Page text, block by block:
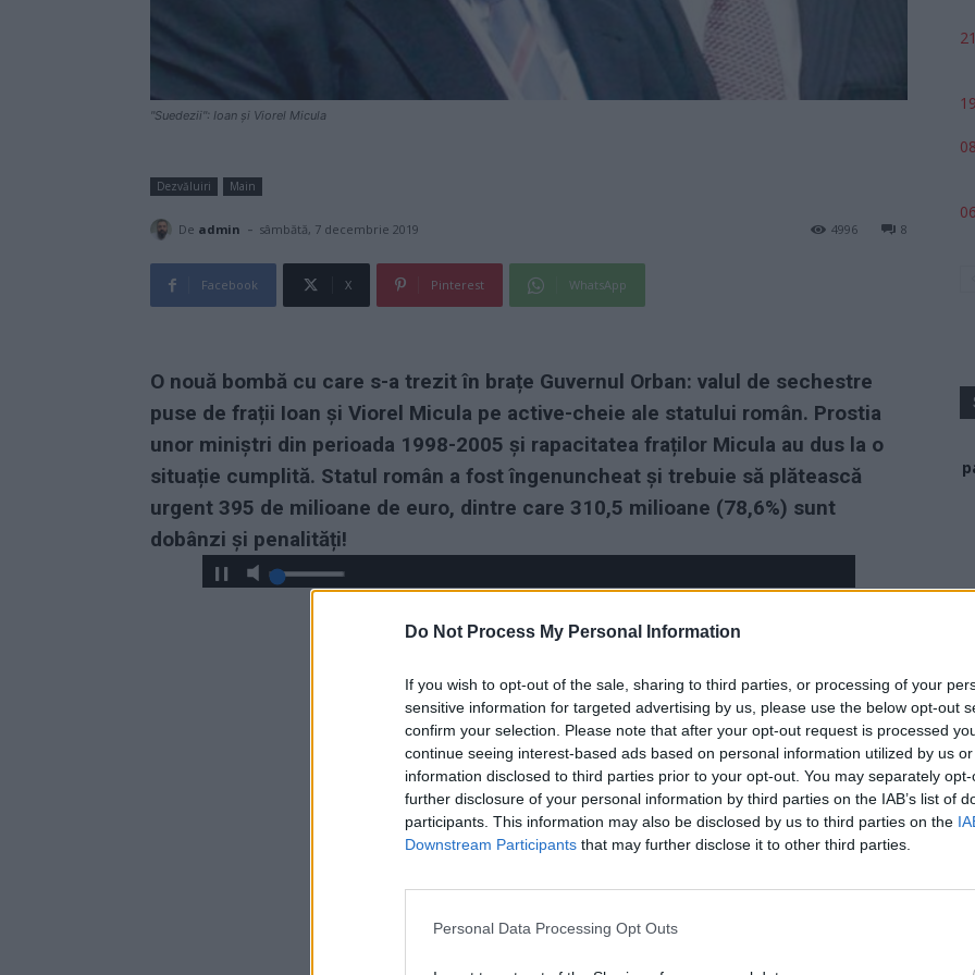
Do Not Process My Personal Information
If you wish to opt-out of the sale, sharing to third parties, or processing of your
sensitive information for targeted advertising by us, please use the below opt-out
confirm your selection. Please note that after your opt-out request is processed
continue seeing interest-based ads based on personal information utilized by us
information disclosed to third parties prior to your opt-out. You may separately
further disclosure of your personal information by third parties on the IAB’s list of
participants. This information may also be disclosed by us to third parties on the
Downstream Participants that may further disclose it to other third parties.
Personal Data Processing Opt Outs
"Suedezii": Ioan și Viorel Micula
Dezvăluiri Main
De admin - sâmbătă, 7 decembrie 2019 8
4996
Facebook X Pinterest WhatsApp
O nouă bombă cu care s-a trezit în brațe Guvernul Orban: valul de sechestre
puse de frații Ioan și Viorel Micula pe active-cheie ale statului român. Prostia
unor miniștri din perioada 1998-2005 și rapacitatea fraților Micula au dus la o
situație cumplită. Statul român a fost îngenuncheat și trebuie să plătească
urgent 395 de milioane de euro, dintre care 310,5 milioane (78,6%) sunt
dobânzi și penalități!